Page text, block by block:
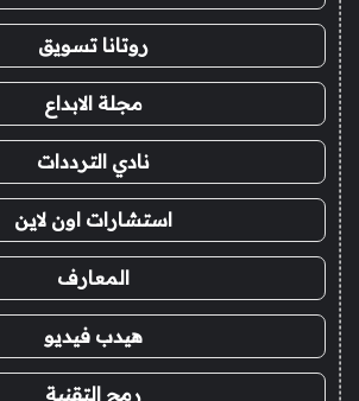
روتانا تسويق
مجلة الابداع
نادي الترددات
استشارات اون لاين
المعارف
هيدب فيديو
رمح التقنية